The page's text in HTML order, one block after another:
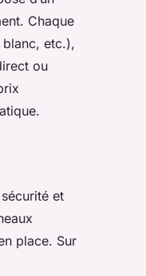
Chaque
blanc, etc.),
ou
et
place. Sur